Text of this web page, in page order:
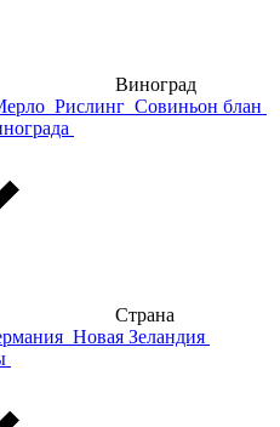
Виноград
Рислинг Совиньон блан
Страна
Новая Зеландия